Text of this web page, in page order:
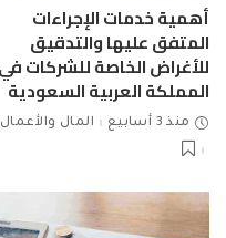
أهمية خدمات الإجراءات
المتفق عليها والتدقيق
للأغراض الخاصة للشركات في
المملكة العربية السعودية
منذ 3 أسابيع المال والأعمال